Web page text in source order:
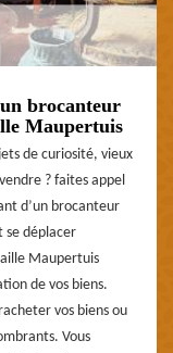
brocanteur
Maupertuis
de curiosité, vieux
? faites appel
d’un brocanteur
se déplacer
Maupertuis
de vos biens.
vos biens ou
Vous